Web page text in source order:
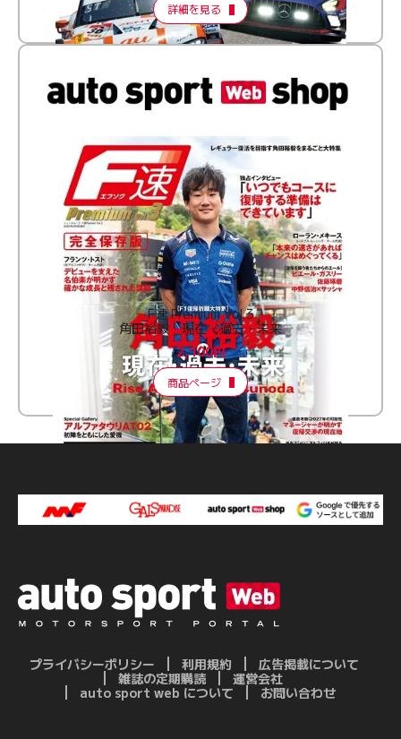
詳細を見る
F速 Premium Vol.3
角田裕毅 現在・過去・未来
2,100円
商品ページ
プライバシーポリシー 利用規約
広告掲載について
雑誌の定期購読
運営会社
auto sport web について
お問い合わせ